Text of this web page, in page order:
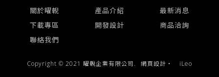
關於曜輗 產品介紹
最新消息
下載專區
開發設計
商品洽詢
聯絡我們
Copyright © 2021 曜輗企業有限公司. 網頁設計 ‧ iLeo